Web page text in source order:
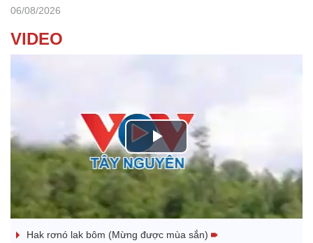
06/08/2026
VIDEO
P
a
Nhớ bạn
Hak rơnó lak bôm (Mừng được mùa sắn)